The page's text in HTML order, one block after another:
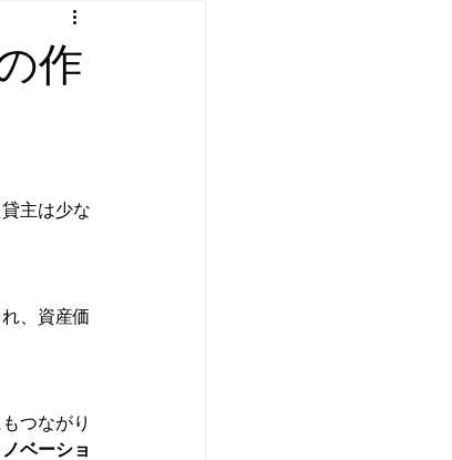
作
主は少な
、資産価
つながり
ベーショ